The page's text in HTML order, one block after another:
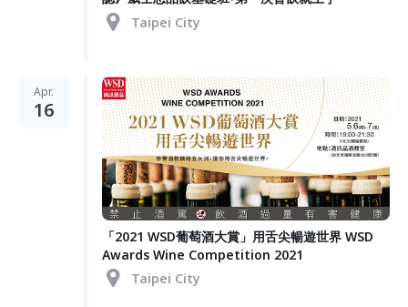
Taipei City
Apr.
16
「2021 WSD葡萄酒大賞」用舌尖暢遊世界 WSD
Awards Wine Competition 2021
Taipei City